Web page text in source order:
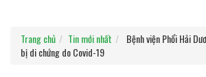
Trang chủ Tin mới nhất
Bệnh viện Phổi Hải
bị di chứng do Covid-19